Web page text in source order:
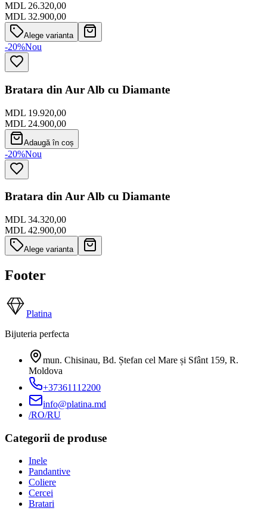
MDL 26.320,00
MDL 32.900,00
Alege varianta
-20%Nou
Bratara din Aur Alb cu Diamante
MDL 19.920,00
MDL 24.900,00
Adaugă în coș
-20%Nou
Bratara din Aur Alb cu Diamante
MDL 34.320,00
MDL 42.900,00
Alege varianta
Footer
Platina
Bijuteria perfecta
mun. Chisinau, Bd. Ștefan cel Mare și Sfânt 159, R.
Moldova
+37361112200
info@platina.md
/RO/RU
Categorii de produse
Inele
Pandantive
Coliere
Cercei
Bratari